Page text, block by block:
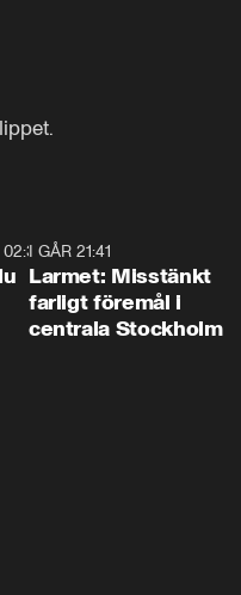
1:06
02:30I GÅR 21:41
Larmet: Misstänkt
farligt föremål i
centrala Stockholm